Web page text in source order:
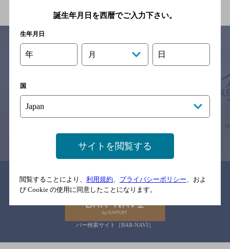
※それぞれのお店のメニューや営業時間などの掲載情報については、
予告なしに変更されることがありますので、
念のためお店にご確認の上ご来店くださいますようお願い申し上げま
情報提供：ぐるなび
関連リンク
バー検索サイト［BAR-NAVI］
誕生年月日を西暦でご入力下さい。
生年月日
年 月 日
国
サイトを閲覧する
閲覧することにより、 利用規約、 プライバシーポリシー、およ
び Cookie の使用に同意したことになります。